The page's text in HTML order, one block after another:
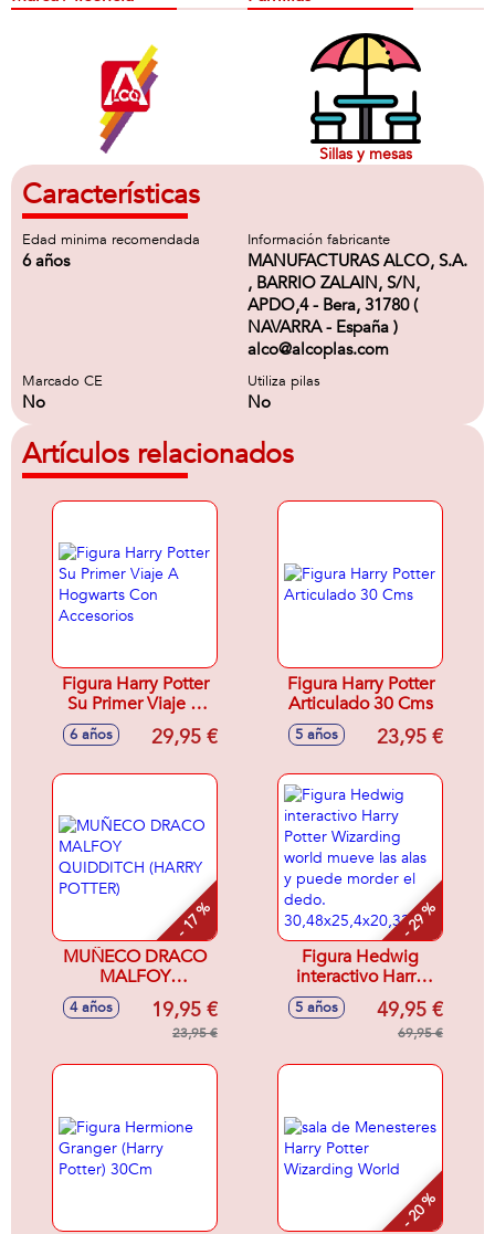
Sillas y mesas
Características
Edad minima recomendada
6 años
Información fabricante
MANUFACTURAS ALCO, S.A.
, BARRIO ZALAIN, S/N,
APDO,4 - Bera, 31780 (
NAVARRA - España )
alco@alcoplas.com
Marcado CE
No
Utiliza pilas
No
Artículos relacionados
Figura Harry Potter
Su Primer Viaje A
Hogwarts Con
Accesorios
6 años 29,95 €
Figura Harry Potter
Articulado 30 Cms
5 años 23,95 €
- 17 %
MUÑECO DRACO
MALFOY
QUIDDITCH
(HARRY POTTER)
4 años 19,95 €
23,95 €
- 29 %
Figura Hedwig
interactivo Harry
Potter Wizarding
world mueve las
alas y puede
30,48x25,4x20,32cm
5 años 49,95 €
69,95 €
- 20 %